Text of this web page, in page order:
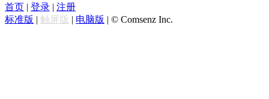
首页 | 登录 | 注册
标准版 | 触屏版 | 电脑版 | © Comsenz Inc.